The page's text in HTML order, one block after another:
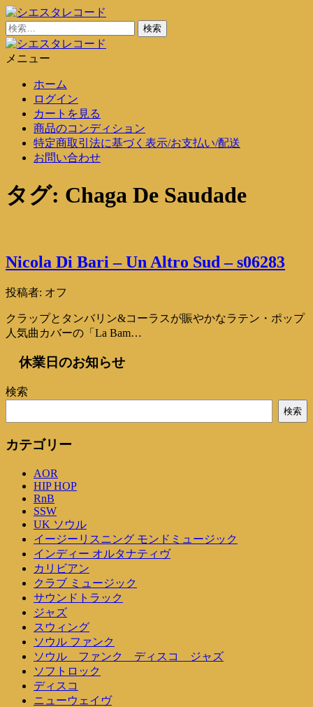
コ
ン
テ
ン
シエスタレコード
中古レコード通販
検
索:
メニュー
ホーム
ログイン
カートを見る
商品のコンディション
特定商取引法に基づく表示/お支払い/配送
お問い合わせ
タグ: Chaga De Saudade
Nicola Di Bari – Un Altro Sud – s06283
投稿者: オフ
クラップとタンバリン&コーラスが賑やかなラテン・ポップ
人気曲カバーの「La Bam…
休業日のお知らせ
検索
検索
カテゴリー
AOR
HIP HOP
RnB
SSW
UK ソウル
イージーリスニング モンドミュージック
インディー オルタナティヴ
カリビアン
クラブ ミュージック
サウンドトラック
ジャズ
スウィング
ソウル ファンク
ソウル ファンク ディスコ ジャズ
ソフトロック
ディスコ
ニューウェイヴ